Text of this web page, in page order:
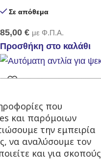
Σε απόθεμα
85,00 € με Φ.Π.Α.
Προσθήκη στο καλάθι
Σε απόθεμα
99,00€ με Φ.Π.Α.
που
και παρόμοιων
την εμπειρία
να αναλύσουμε τον
και για σκοπούς